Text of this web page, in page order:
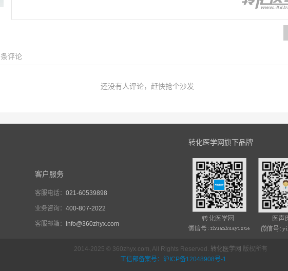
条评论
还没有人评论，赶快抢个沙发
客户服务
客服电话： 021-60539898
业务咨询： 400-807-2022
客服邮箱： info@360zhyx.com
转化医学网旗下品牌
2014-2025 © 360zhyx.com, All Rights Reserved. 转化医学网 版权所有
工信部备案号：沪ICP备12048908号-1